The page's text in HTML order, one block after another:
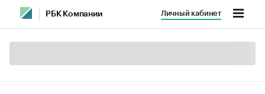
РБК Компании Личный кабинет